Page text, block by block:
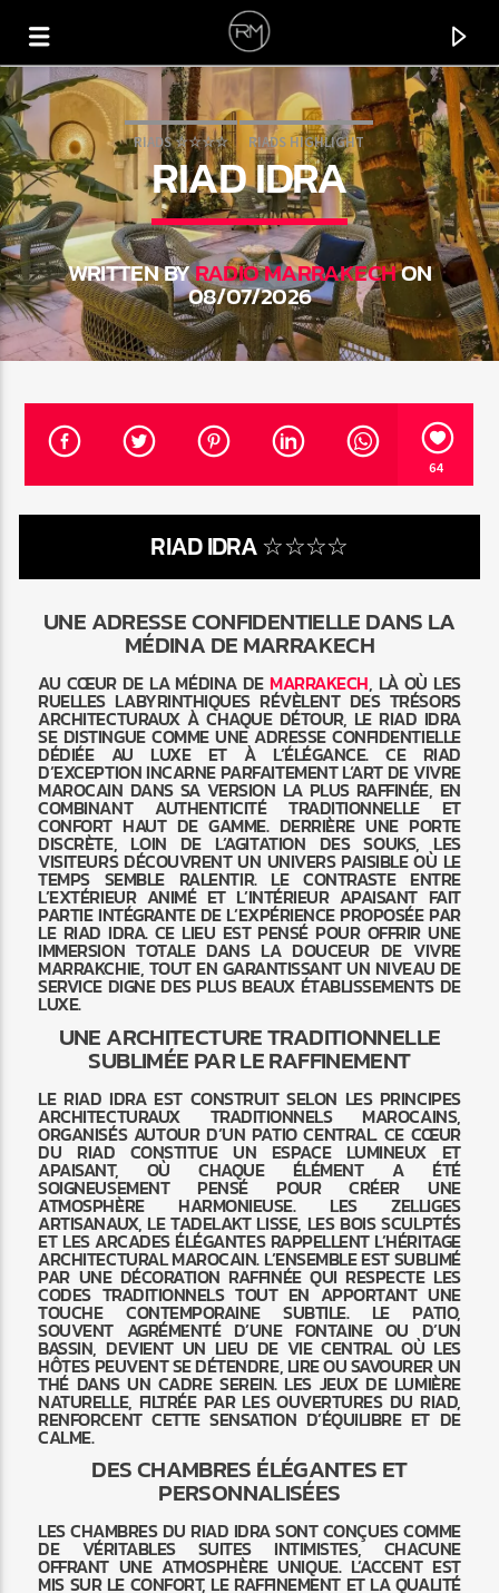
CURRENT TRACK
TAKE CONTROL
SAM CURRAN & HARRY UNSWORTH
Radio Marrakech
RIADS ☆☆☆☆ RIADS HIGHLIGHT
RIAD IDRA
WRITTEN BYRADIO MARRAKECHON
08/07/2026
64
RIAD IDRA ☆☆☆☆
UNE ADRESSE CONFIDENTIELLE DANS LA
MÉDINA DE MARRAKECH
AU CŒUR DE LA MÉDINA DEMARRAKECH, LÀ OÙ LES
RUELLES LABYRINTHIQUES RÉVÈLENT DES TRÉSORS
ARCHITECTURAUX À CHAQUE DÉTOUR, LE RIAD IDRA
SE DISTINGUE COMME UNE ADRESSE CONFIDENTIELLE
DÉDIÉE AU LUXE ET À L’ÉLÉGANCE. CE RIAD
D’EXCEPTION INCARNE PARFAITEMENT L’ART DE VIVRE
MAROCAIN DANS SA VERSION LA PLUS RAFFINÉE, EN
COMBINANT AUTHENTICITÉ TRADITIONNELLE ET
CONFORT HAUT DE GAMME. DERRIÈRE UNE PORTE
DISCRÈTE, LOIN DE L’AGITATION DES SOUKS, LES
VISITEURS DÉCOUVRENT UN UNIVERS PAISIBLE OÙ LE
TEMPS SEMBLE RALENTIR. LE CONTRASTE ENTRE
L’EXTÉRIEUR ANIMÉ ET L’INTÉRIEUR APAISANT FAIT
PARTIE INTÉGRANTE DE L’EXPÉRIENCE PROPOSÉE PAR
LE RIAD IDRA. CE LIEU EST PENSÉ POUR OFFRIR UNE
IMMERSION TOTALE DANS LA DOUCEUR DE VIVRE
MARRAKCHIE, TOUT EN GARANTISSANT UN NIVEAU DE
SERVICE DIGNE DES PLUS BEAUX ÉTABLISSEMENTS DE
LUXE.
UNE ARCHITECTURE TRADITIONNELLE
SUBLIMÉE PAR LE RAFFINEMENT
LE RIAD IDRA EST CONSTRUIT SELON LES PRINCIPES
ARCHITECTURAUX TRADITIONNELS MAROCAINS,
ORGANISÉS AUTOUR D’UN PATIO CENTRAL. CE CŒUR
DU RIAD CONSTITUE UN ESPACE LUMINEUX ET
APAISANT, OÙ CHAQUE ÉLÉMENT A ÉTÉ
SOIGNEUSEMENT PENSÉ POUR CRÉER UNE
ATMOSPHÈRE HARMONIEUSE. LES ZELLIGES
ARTISANAUX, LE TADELAKT LISSE, LES BOIS SCULPTÉS
ET LES ARCADES ÉLÉGANTES RAPPELLENT L’HÉRITAGE
ARCHITECTURAL MAROCAIN. L’ENSEMBLE EST SUBLIMÉ
PAR UNE DÉCORATION RAFFINÉE QUI RESPECTE LES
CODES TRADITIONNELS TOUT EN APPORTANT UNE
TOUCHE CONTEMPORAINE SUBTILE. LE PATIO,
SOUVENT AGRÉMENTÉ D’UNE FONTAINE OU D’UN
BASSIN, DEVIENT UN LIEU DE VIE CENTRAL OÙ LES
HÔTES PEUVENT SE DÉTENDRE, LIRE OU SAVOURER UN
THÉ DANS UN CADRE SEREIN. LES JEUX DE LUMIÈRE
NATURELLE, FILTRÉE PAR LES OUVERTURES DU RIAD,
RENFORCENT CETTE SENSATION D’ÉQUILIBRE ET DE
CALME.
DES CHAMBRES ÉLÉGANTES ET
PERSONNALISÉES
LES CHAMBRES DU RIAD IDRA SONT CONÇUES COMME
DE VÉRITABLES SUITES INTIMISTES, CHACUNE
OFFRANT UNE ATMOSPHÈRE UNIQUE. L’ACCENT EST
MIS SUR LE CONFORT, LE RAFFINEMENT ET LA QUALITÉ